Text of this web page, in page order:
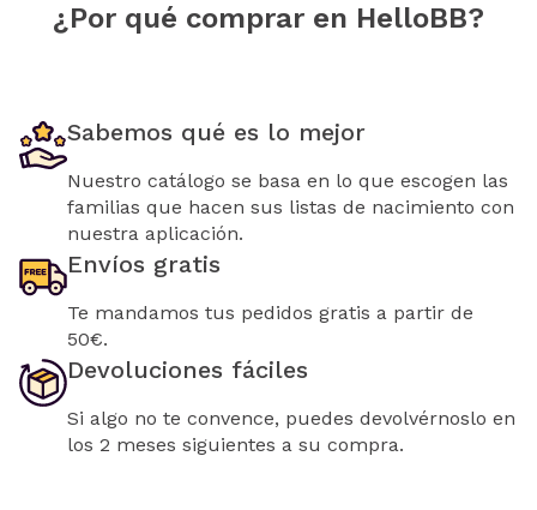
¿Por qué comprar en HelloBB?
Sabemos qué es lo mejor
Nuestro catálogo se basa en lo que escogen las
familias que hacen sus listas de nacimiento con
nuestra aplicación.
Envíos gratis
Te mandamos tus pedidos gratis a partir de
50€.
Devoluciones fáciles
Si algo no te convence, puedes devolvérnoslo en
los 2 meses siguientes a su compra.